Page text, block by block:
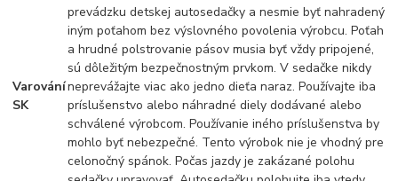
Varování
SK
prevádzku detskej autosedačky a nesmie byť nahradený
iným poťahom bez výslovného povolenia výrobcu. Poťah
a hrudné polstrovanie pásov musia byť vždy pripojené,
sú dôležitým bezpečnostným prvkom. V sedačke nikdy
neprevážajte viac ako jedno dieťa naraz. Používajte iba
príslušenstvo alebo náhradné diely dodávané alebo
schválené výrobcom. Používanie iného príslušenstva by
mohlo byť nebezpečné. Tento výrobok nie je vhodný pre
celonočný spánok. Počas jazdy je zakázané polohu